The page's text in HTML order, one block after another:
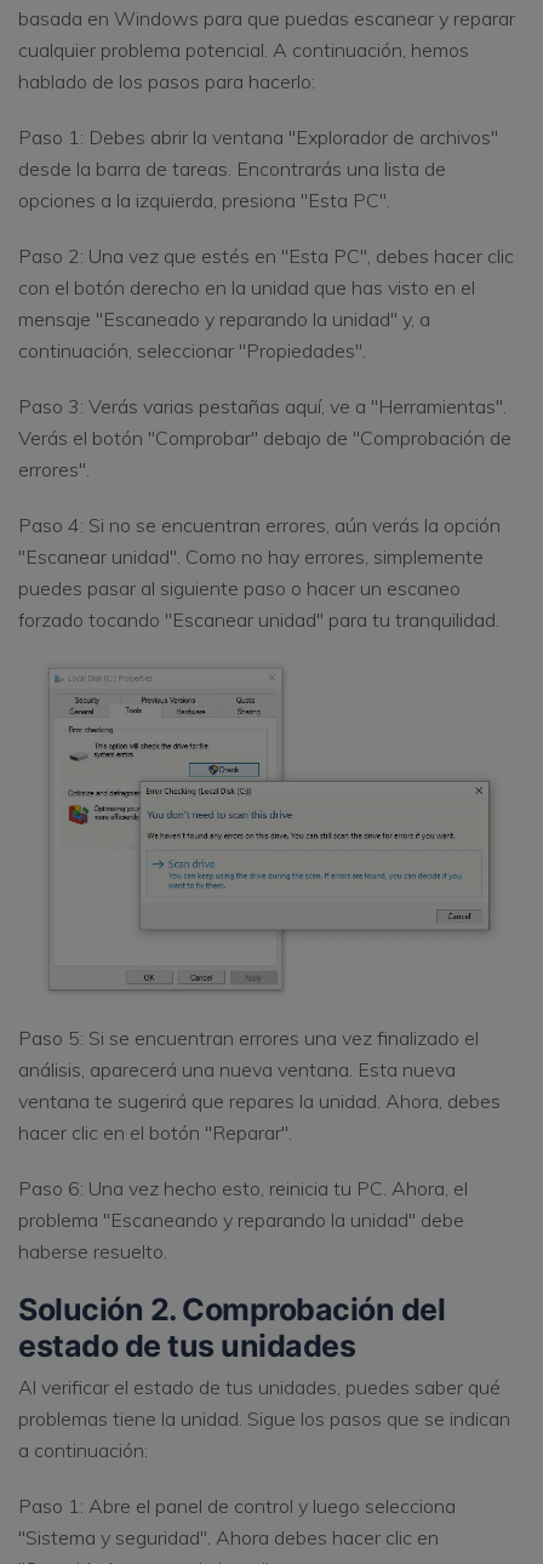
basada en Windows para que puedas escanear y reparar
cualquier problema potencial. A continuación, hemos
hablado de los pasos para hacerlo:
Paso 1: Debes abrir la ventana "Explorador de archivos"
desde la barra de tareas. Encontrarás una lista de
opciones a la izquierda, presiona "Esta PC".
Paso 2: Una vez que estés en "Esta PC", debes hacer clic
con el botón derecho en la unidad que has visto en el
mensaje "Escaneado y reparando la unidad" y, a
continuación, seleccionar "Propiedades".
Paso 3: Verás varias pestañas aquí, ve a "Herramientas".
Verás el botón "Comprobar" debajo de "Comprobación de
errores".
Paso 4: Si no se encuentran errores, aún verás la opción
"Escanear unidad". Como no hay errores, simplemente
puedes pasar al siguiente paso o hacer un escaneo
forzado tocando "Escanear unidad" para tu tranquilidad.
Paso 5: Si se encuentran errores una vez finalizado el
análisis, aparecerá una nueva ventana. Esta nueva
ventana te sugerirá que repares la unidad. Ahora, debes
hacer clic en el botón "Reparar".
Paso 6: Una vez hecho esto, reinicia tu PC. Ahora, el
problema "Escaneando y reparando la unidad" debe
haberse resuelto.
Solución 2. Comprobación del
estado de tus unidades
Al verificar el estado de tus unidades, puedes saber qué
problemas tiene la unidad. Sigue los pasos que se indican
a continuación:
Paso 1: Abre el panel de control y luego selecciona
"Sistema y seguridad". Ahora debes hacer clic en